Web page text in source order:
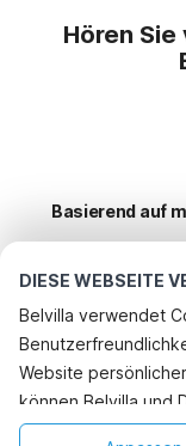
DIESE WEBSEITE
Belvilla verwendet
Website
können Belvilla und
außerhalb unserer
Hören Sie
Basierend auf
Beliebteste
Top-Städte mit
Kinderfreundliche
Kinderfreundliche
Beliebte
Kinderfreundliche